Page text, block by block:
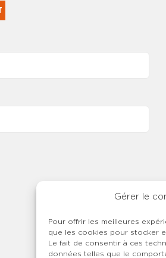
Gérer le
Pour offrir les meilleures
que les cookies pour stocker
Le fait de consentir à ces
données telles que le